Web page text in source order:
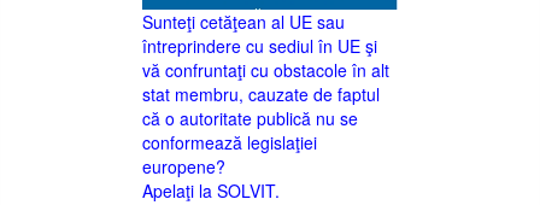
Sunteţi cetăţean al UE sau
întreprindere cu sediul în UE şi
vă confruntaţi cu obstacole în alt
stat membru, cauzate de faptul
că o autoritate publică nu se
conformează legislaţiei
europene?
Apelaţi la SOLVIT.